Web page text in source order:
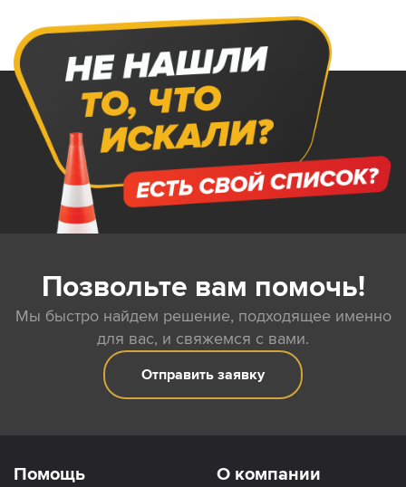
Позвольте вам помочь!
Мы быстро найдем решение, подходящее именно
для вас, и свяжемся с вами.
Отправить заявку
Помощь
О компании